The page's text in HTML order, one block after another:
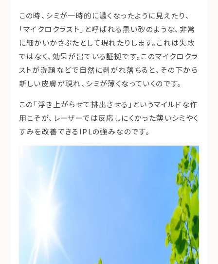
この時、シミが一時的に濃くなったように見えたり、
「マイクロクラスト 」と呼ばれる黒い砂のような、非常
に細かいかさぶたとして現れたりします。これは失敗
ではなく、 効果が出ている証拠です。このマイクロクラ
ストが洗顔などで自然に剥がれ落ちると、その下から
新しい皮膚が現れ、シミが薄くなっていくのです。
この「浮き上がらせて排出させる」というマイルドな作
用こそが、レーザーでは反応しにくかった薄いシミやく
すみを改善できるIPLの強みなのです。